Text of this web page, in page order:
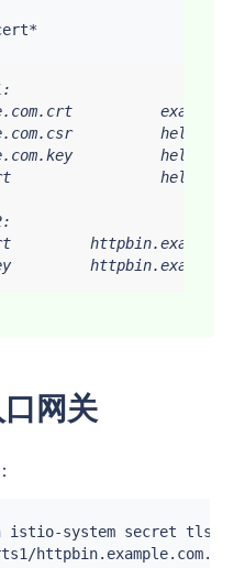
网关
istio-system secret tls